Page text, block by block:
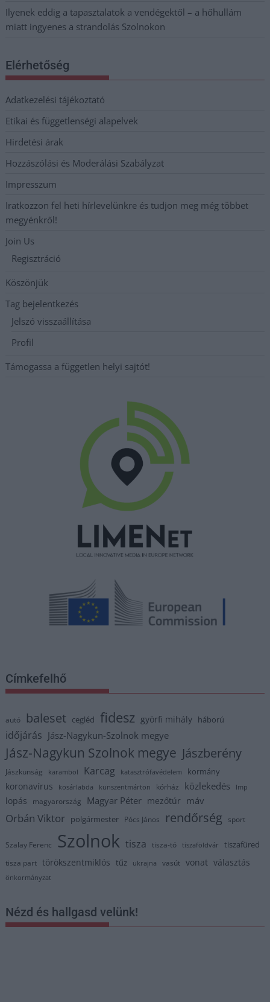
Ilyenek eddig a tapasztalatok a vendégektől – a hőhullám
miatt ingyenes a strandolás Szolnokon
Elérhetőség
Adatkezelési tájékoztató
Etikai és függetlenségi alapelvek
Hirdetési árak
Hozzászólási és Moderálási Szabályzat
Impresszum
Iratkozzon fel heti hírlevelünkre és tudjon meg még többet
megyénkről!
Join Us
Regisztráció
Köszönjük
Tag bejelentkezés
Jelszó visszaállítása
Profil
Támogassa a független helyi sajtót!
Címkefelhő
autó baleset cegléd fidesz györfi mihály háború
időjárás Jász-Nagykun-Szolnok megye
Jász-Nagykun Szolnok megye Jászberény
Jászkunság karambol Karcag katasztrófavédelem kormány
koronavírus kosárlabda kunszentmárton kórház közlekedés lmp
lopás magyarország Magyar Péter mezőtúr máv
Orbán Viktor polgármester Pócs János rendőrség sport
Szalay Ferenc Szolnok tisza tisza-tó tiszaföldvár tiszafüred
tisza part törökszentmiklós tűz ukrajna vasút vonat választás
önkormányzat
Nézd és hallgasd velünk!